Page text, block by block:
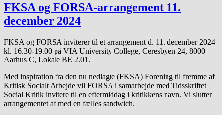
FKSA og FORSA-arrangement 11.
december 2024
FKSA og FORSA inviterer til et arrangement d. 11. december 2024
kl. 16.30-19.00 på VIA University College, Ceresbyen 24, 8000
Aarhus C, Lokale BE 2.01.
Med inspiration fra den nu nedlagte (FKSA) Forening til fremme af
Kritisk Socialt Arbejde vil FORSA i samarbejde med Tidsskriftet
Social Kritik invitere til en eftermiddag i kritikkens navn. Vi slutter
arrangementet af med en fælles sandwich.